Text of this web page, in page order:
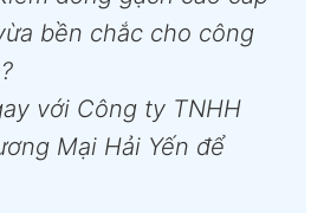
bền chắc cho công
với Công ty TNHH
Mại Hải Yến để